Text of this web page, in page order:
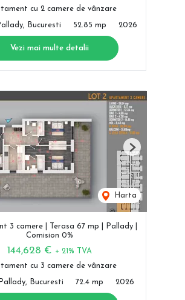
cu 2 camere de vânzare
Bucuresti 52.85 mp 2026
Vezi mai multe detalii
Harta
Next
3 camere | Terasa 67 mp | Pallady |
Comision 0%
144,628 € + 21% TVA
cu 3 camere de vânzare
Bucuresti 72.4 mp 2026